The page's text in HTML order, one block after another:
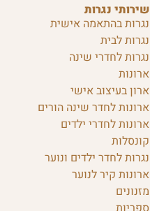
שירותי נגרות
נגרות בהתאמה אישית
נגרות לבית
נגרות לחדרי שינה
ארונות
ארון בעיצוב אישי
ארונות לחדר שינה הורים
ארונות לחדרי ילדים
קונסלות
נגרות לחדר ילדים ונוער
ארונות קיר לנוער
מזנונים